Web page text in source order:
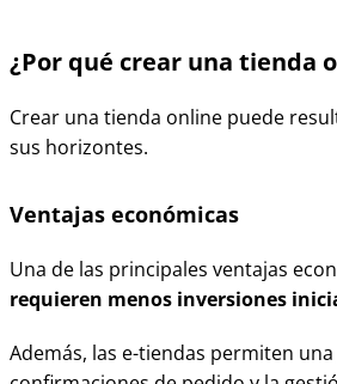
¿Por qué crear una tienda
Crear una tienda online puede
sus horizontes.
Ventajas económicas
Una de las principales ventajas
requieren menos inversiones
Además, las e-tiendas permiten